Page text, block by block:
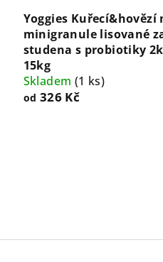
Yoggies Kuřecí&hovězí
minigranule lisované
studena s probiotiky
15kg
Skladem (1 ks)
od 326 Kč